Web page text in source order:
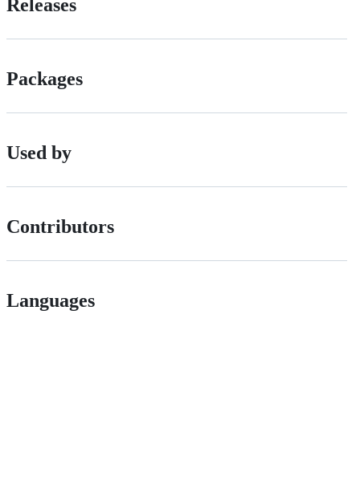
Releases
Packages
Used by
Contributors
Languages